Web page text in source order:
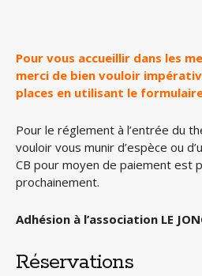
Pour vous accueillir dans les
merci de bien vouloir
places en utilisant le
Pour le réglement à l’entrée du
vouloir vous munir d’espèce ou
CB pour moyen de paiement est
prochainement.
Adhésion à l’association LE
Réservations